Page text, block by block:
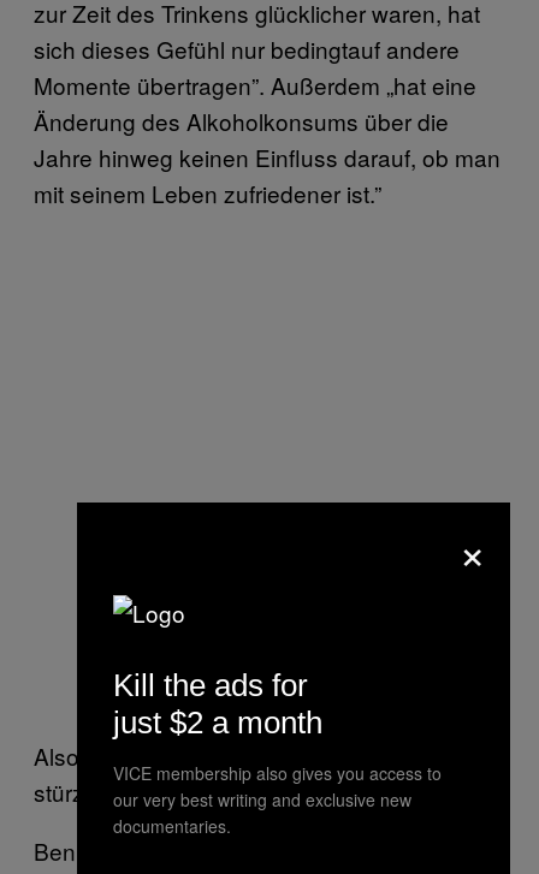
zur Zeit des Trinkens glücklicher waren, hat
sich dieses Gefühl nur bedingtauf andere
Momente übertragen”. Außerdem „hat eine
Änderung des Alkoholkonsums über die
Jahre hinweg keinen Einfluss darauf, ob man
mit seinem Leben zufriedener ist.”
Also, nicht gleich wie wild auf die Margaritas
stürzen.
Ben Baumberg Geiger, Co-Autor der Studie,
×
Kill the ads for
just $2 a month
VICE membership also gives you access to
our very best writing and exclusive new
documentaries.